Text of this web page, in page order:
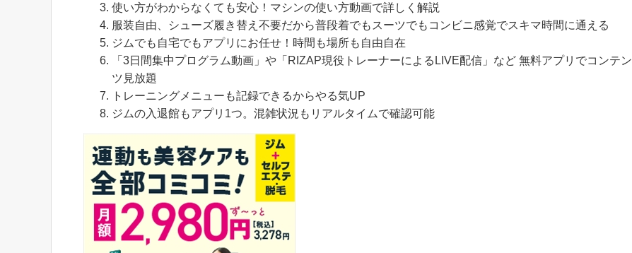
使い方がわからなくても安心！マシンの使い方動画で詳しく解説
服装自由、シューズ履き替え不要だから普段着でもスーツでもコンビニ感覚でスキマ時間に通える
ジムでも自宅でもアプリにお任せ！時間も場所も自由自在
「3日間集中プログラム動画」や「RIZAP現役トレーナーによるLIVE配信」など 無料アプリでコンテン
ツ見放題
トレーニングメニューも記録できるからやる気UP
ジムの入退館もアプリ1つ。混雑状況もリアルタイムで確認可能